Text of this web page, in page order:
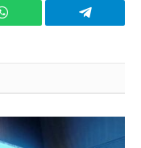
WhatsApp Telegram